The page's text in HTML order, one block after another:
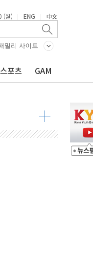
(월) | ENG | 中文
밀리 사이트
스포츠 GAM